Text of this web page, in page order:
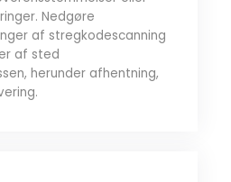
Nedgøre
af stregkodescanning
af sted
herunder afhentning,